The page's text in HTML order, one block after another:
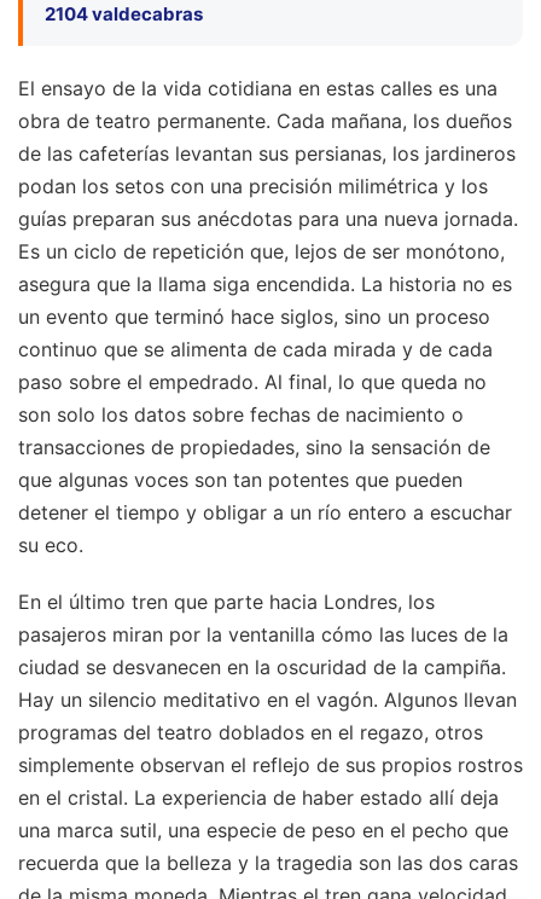
2104 valdecabras
El ensayo de la vida cotidiana en estas calles es una
obra de teatro permanente. Cada mañana, los dueños
de las cafeterías levantan sus persianas, los jardineros
podan los setos con una precisión milimétrica y los
guías preparan sus anécdotas para una nueva jornada.
Es un ciclo de repetición que, lejos de ser monótono,
asegura que la llama siga encendida. La historia no es
un evento que terminó hace siglos, sino un proceso
continuo que se alimenta de cada mirada y de cada
paso sobre el empedrado. Al final, lo que queda no
son solo los datos sobre fechas de nacimiento o
transacciones de propiedades, sino la sensación de
que algunas voces son tan potentes que pueden
detener el tiempo y obligar a un río entero a escuchar
su eco.
En el último tren que parte hacia Londres, los
pasajeros miran por la ventanilla cómo las luces de la
ciudad se desvanecen en la oscuridad de la campiña.
Hay un silencio meditativo en el vagón. Algunos llevan
programas del teatro doblados en el regazo, otros
simplemente observan el reflejo de sus propios rostros
en el cristal. La experiencia de haber estado allí deja
una marca sutil, una especie de peso en el pecho que
recuerda que la belleza y la tragedia son las dos caras